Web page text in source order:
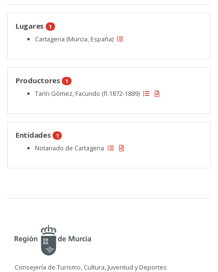
Lugares 1
Cartagena (Murcia, España)
Productores 1
Tarín Gómez, Facundo (fl.1872-1889)
Entidades 1
Notariado de Cartagena
Consejería de Turismo, Cultura, Juventud y Deportes